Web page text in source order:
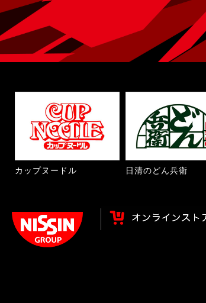
カップヌードル 日清のどん兵衛